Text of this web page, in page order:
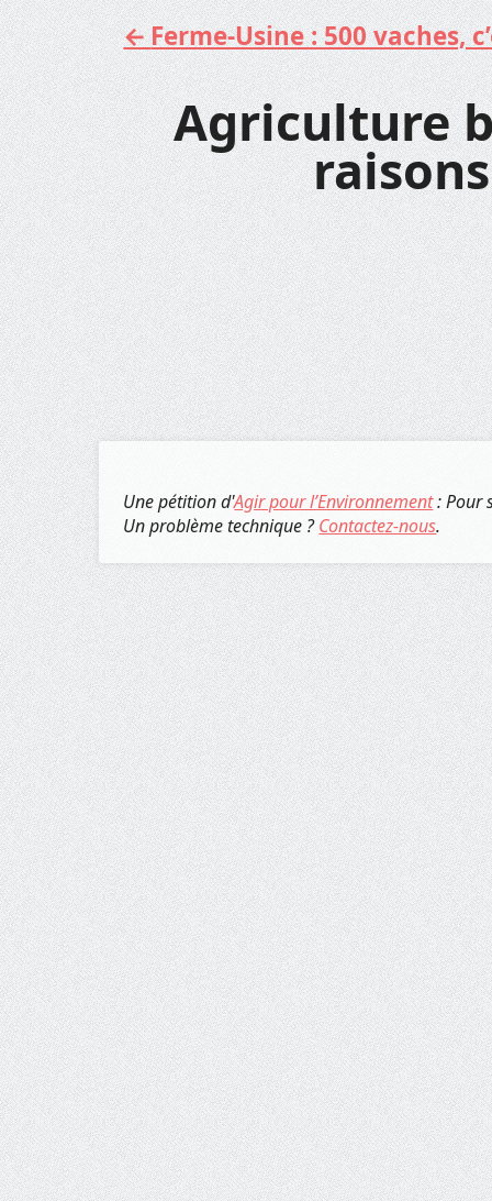
Aller
au
contenu
Ferme-Usine : 500 vaches,
Agriculture
Une pétition d'Agir pour l’Environnement: Pour
Un problème technique ?Contactez-nous.